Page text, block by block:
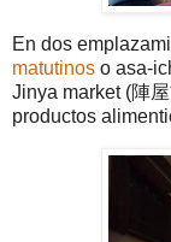
En dos
matutinos o asa-
Jinya market (陣
productos